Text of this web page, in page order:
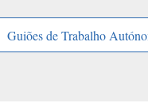
Guiões de Trabalho